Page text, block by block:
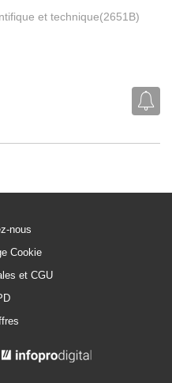
et technique(2651B)
nous
Cookie
et CGU